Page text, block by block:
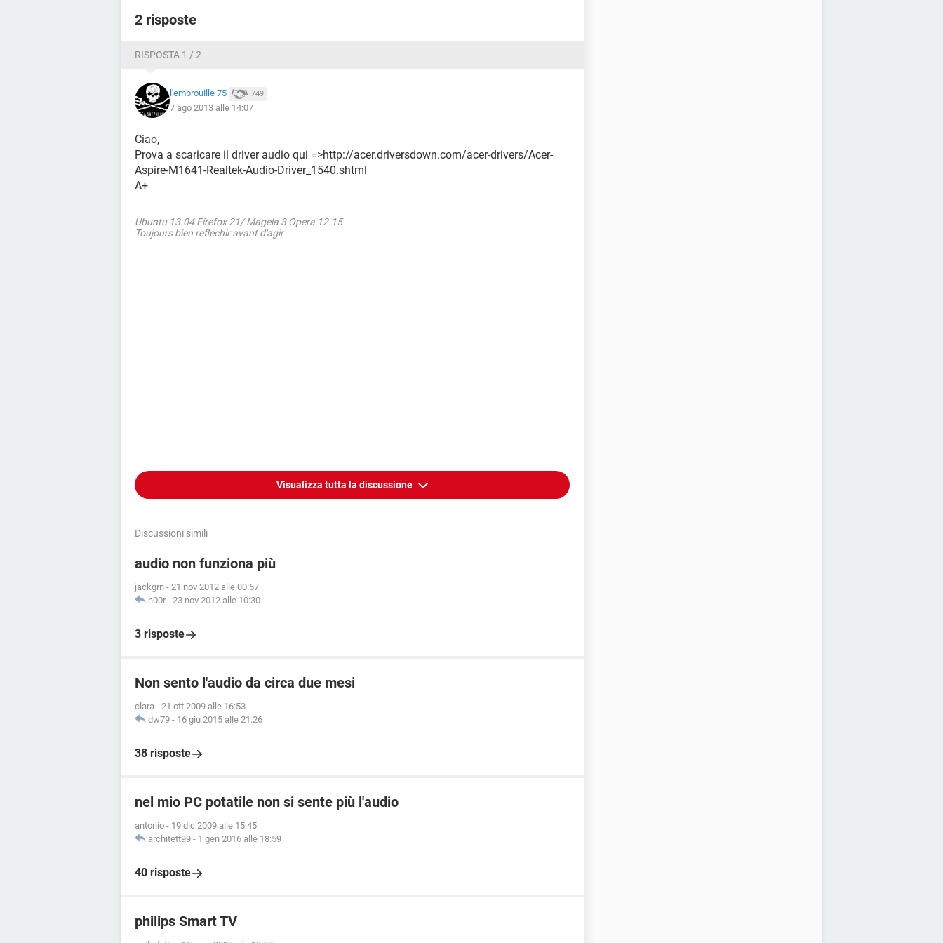
materia =)
PS: Spero vivamente che mi sappiate aiutare voi perchè io non so come risolvere.
2 risposte
RISPOSTA 1 / 2
l'embrouille 75 749
7 ago 2013 alle 14:07
Ciao,
Prova a scaricare il driver audio qui =>http://acer.driversdown.com/acer-drivers/Acer-
Aspire-M1641-Realtek-Audio-Driver_1540.shtml
A+
Ubuntu 13.04 Firefox 21/ Magela 3 Opera 12.15
Toujours bien reflechir avant d'agir
Visualizza tutta la discussione
Discussioni simili
audio non funziona più
jackgrn - 21 nov 2012 alle 00:57
n00r - 23 nov 2012 alle 10:30
3 risposte
Non sento l'audio da circa due mesi
clara - 21 ott 2009 alle 16:53
dw79 - 16 giu 2015 alle 21:26
38 risposte
nel mio PC potatile non si sente più l'audio
antonio - 19 dic 2009 alle 15:45
architett99 - 1 gen 2016 alle 18:59
40 risposte
philips Smart TV